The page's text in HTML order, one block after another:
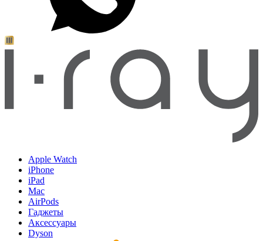
Apple Watch
iPhone
iPad
Mac
AirPods
Гаджеты
Аксессуары
Dyson